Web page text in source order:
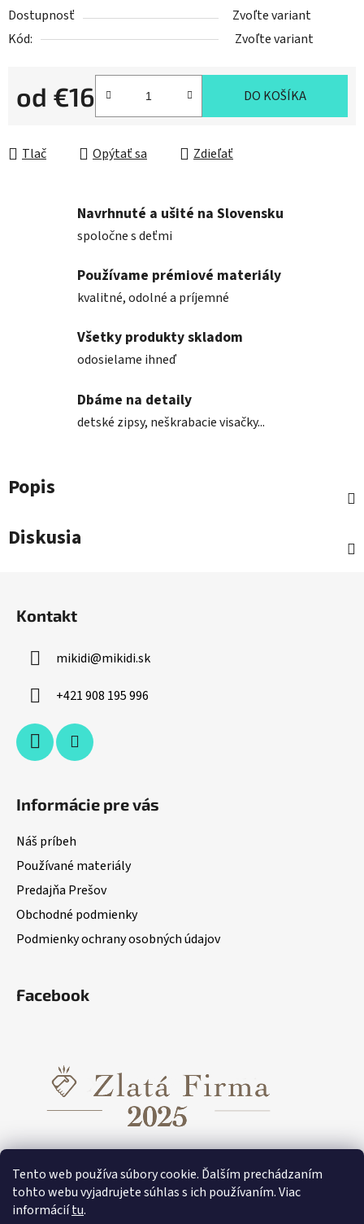
Tento web používa súbory cookie. Ďalším prechádzaním
tohto webu vyjadrujete súhlas s ich používaním. Viac
informáciítu.
Dostupnosť
Zvoľte variant
Kód:
Zvoľte variant
od €16
Jednotková cena:
DO KOŠÍKA
Tlač Opýtať sa Zdieľať
Navrhnuté a ušité na Slovensku
spoločne s deťmi
Používame prémiové materiály
kvalitné, odolné a príjemné
Všetky produkty skladom
odosielame ihneď
Dbáme na detaily
detské zipsy, neškrabacie visačky...
Popis
Diskusia
Kontakt
mikidi@mikidi.sk
+421 908 195 996
Informácie pre vás
Náš príbeh
Používané materiály
Predajňa Prešov
Obchodné podmienky
Podmienky ochrany osobných údajov
Facebook